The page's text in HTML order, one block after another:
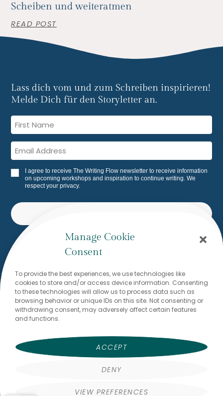
Manage Cookie
Consent
To provide the best experiences, we use technologies like
cookies to store and/or access device information. Consenting
to these technologies will allow us to process data such as
browsing behavior or unique IDs on this site. Not consenting or
withdrawing consent, may adversely affect certain features
and functions.
ACCEPT
DENY
VIEW PREFERENCES
Scheiben und weiteratmen
READ POST
Lass dich vom und zum Schreiben inspirieren!
Melde Dich für den Storyletter an.
I agree to receive The Writing Flow newsletter to receive information
on upcoming workshops and inspiration to continue writing. We
respect your privacy.
Would you like to write to me? I
look forward to reading from
you!
stefanie@thewritingflow.com